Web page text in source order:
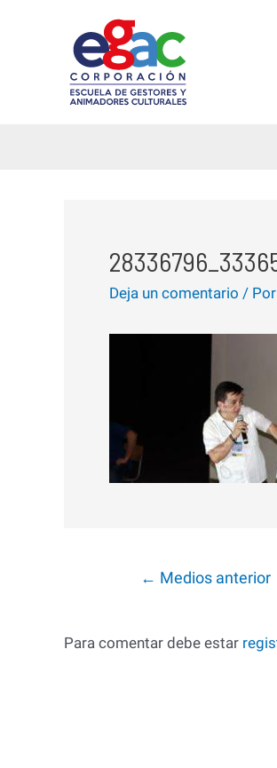
Deja un comentario / Por
Navegación
← Medios anterior
Para comentar debe estar